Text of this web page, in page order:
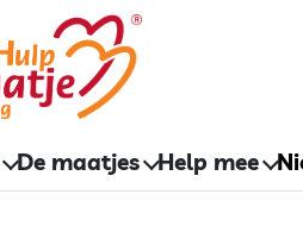
De maatjes Help mee